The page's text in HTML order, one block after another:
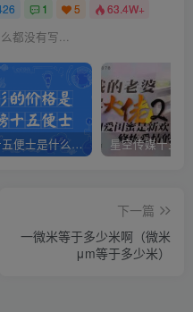
1 5 63.4W+
都没有写...
九磅十五便士是什么意思（九磅十五便士是什么梗）
下一篇
一微米等于多少米啊（微米
μm等于多少米）